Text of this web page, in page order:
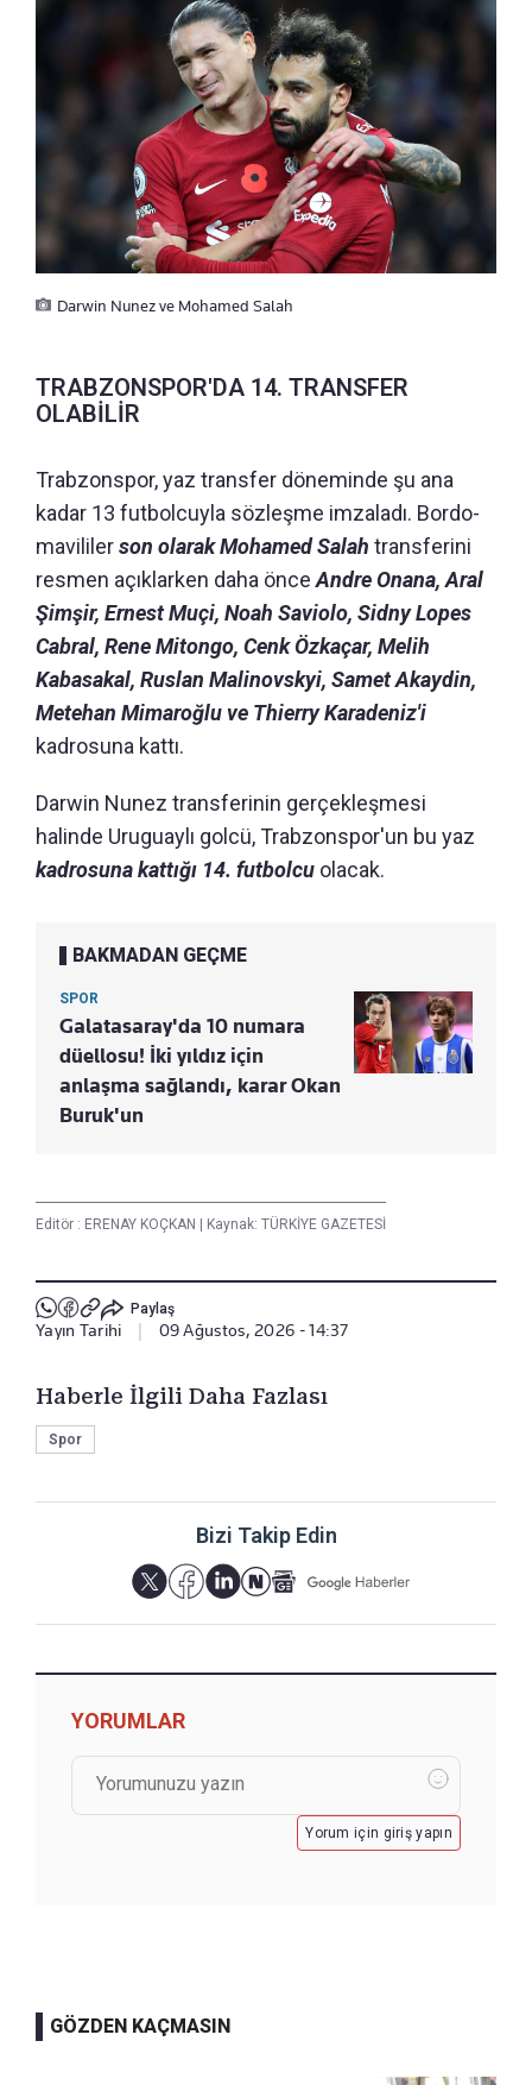
Darwin Nunez ve Mohamed Salah
TRABZONSPOR'DA 14. TRANSFER
OLABİLİR
Trabzonspor, yaz transfer döneminde şu ana
kadar 13 futbolcuyla sözleşme imzaladı. Bordo-
mavililerson olarak Mohamed Salah transferini
resmen açıklarken daha önceAndre Onana, Aral
Şimşir, Ernest Muçi, Noah Saviolo, Sidny Lopes
Cabral, Rene Mitongo, Cenk Özkaçar, Melih
Kabasakal, Ruslan Malinovskyi, Samet Akaydin,
Metehan Mimaroğlu ve Thierry Karadeniz'i
kadrosuna kattı.
Darwin Nunez transferinin gerçekleşmesi
halinde Uruguaylı golcü, Trabzonspor'un bu yaz
kadrosuna kattığı 14. futbolcu olacak.
BAKMADAN GEÇME
SPOR
Galatasaray'da 10 numara
düellosu! İki yıldız için
anlaşma sağlandı, karar Okan
Buruk'un
Editör : ERENAY KOÇKAN | Kaynak: TÜRKİYE GAZETESİ
Paylaş
Yayın Tarihi 09 Ağustos, 2026 - 14:37
Haberle İlgili Daha Fazlası
Spor
Bizi Takip Edin
YORUMLAR
Yorum için giriş yapın
GÖZDEN KAÇMASIN